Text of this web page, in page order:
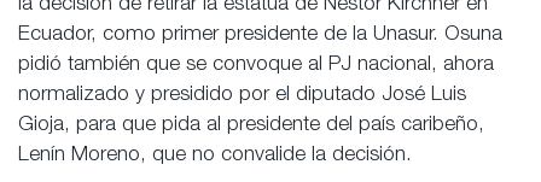
la decisión de retirar la estatua de Néstor Kirchner en
Ecuador, como primer presidente de la Unasur. Osuna
pidió también que se convoque al PJ nacional, ahora
normalizado y presidido por el diputado José Luis
Gioja, para que pida al presidente del país caribeño,
Lenín Moreno, que no convalide la decisión.